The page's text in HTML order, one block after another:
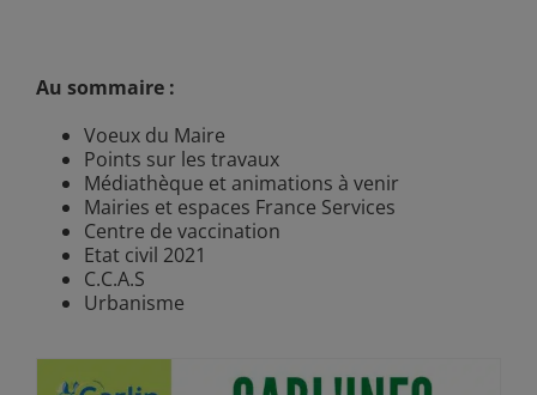
Au sommaire :
Voeux du Maire
Points sur les travaux
Médiathèque et animations à venir
Mairies et espaces France Services
Centre de vaccination
Etat civil 2021
C.C.A.S
Urbanisme